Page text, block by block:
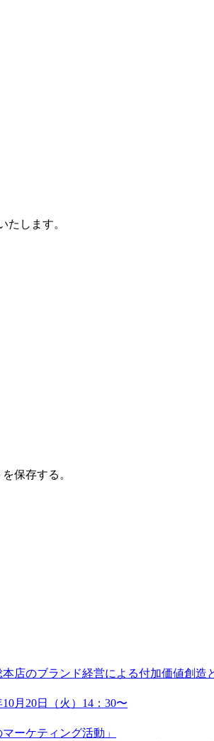
たします。
保存する。
店のブランド経営による付加価値創
月20日（火）14：30〜
ーケティング活動」